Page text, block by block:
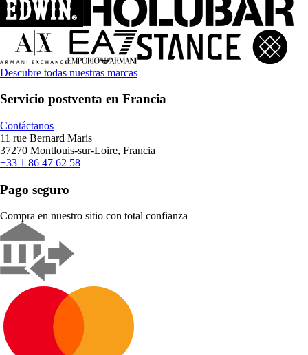
Descubre todas nuestras marcas
Servicio postventa en Francia
Contáctanos
11 rue Bernard Maris
37270 Montlouis-sur-Loire, Francia
+33 1 86 47 62 58
Pago seguro
Compra en nuestro sitio con total confianza